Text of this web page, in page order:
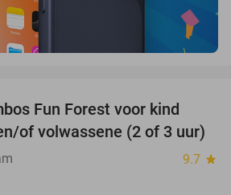
Fun Forest voor kind
of volwassene (2 of 3 uur)
9.7 star